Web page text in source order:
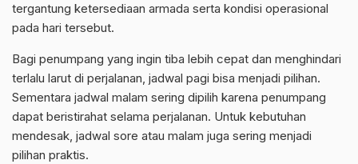
tergantung ketersediaan armada serta kondisi operasional
pada hari tersebut.
Bagi penumpang yang ingin tiba lebih cepat dan menghindari
terlalu larut di perjalanan, jadwal pagi bisa menjadi pilihan.
Sementara jadwal malam sering dipilih karena penumpang
dapat beristirahat selama perjalanan. Untuk kebutuhan
mendesak, jadwal sore atau malam juga sering menjadi
pilihan praktis.